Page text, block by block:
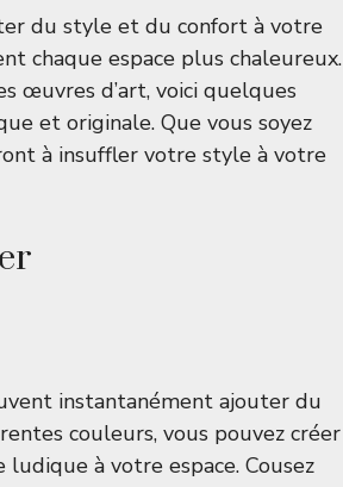
du style et du confort à votre
chaque espace plus chaleureux.
œuvres d’art, voici quelques
et originale. Que vous soyez
à insuffler votre style à votre
instantanément ajouter du
couleurs, vous pouvez créer
à votre espace. Cousez